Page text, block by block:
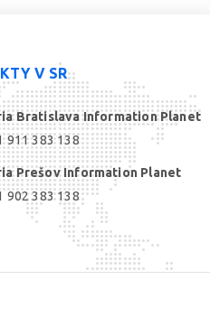
V SR
Bratislava Information Planet
911 383 138
Prešov Information Planet
902 383 138